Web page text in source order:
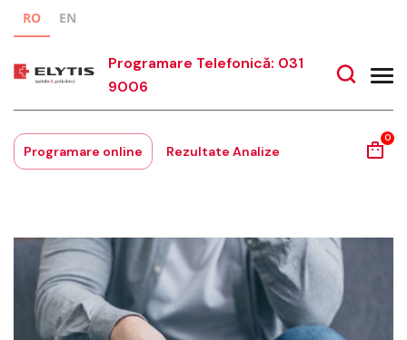
RO EN
Programare Telefonică: 031
9006
Programare online Rezultate Analize
0